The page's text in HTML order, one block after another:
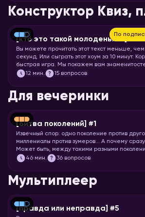
Конструктор Квиз,
По
[кто это такой молоденький] #5
Вы можете прочитать этот текст меньше, чем
секунд. Или сыграть этот хоум за 10 минут.
быстрая игра. Мы покажем вам
раннем возрасте, а ваша задача – узнать их.
12 мин. 15 вопросов
Для вечеринки
[битва поколений] #1
Извечный спор: одно поколение против
миллениалы против зумеров… А почему сразу
Может быть, между такими разными
что-то общее? Попробуем понять друг друга и
46 мин. 36 вопросов
Мультиплеер
[правда или неправда] #5